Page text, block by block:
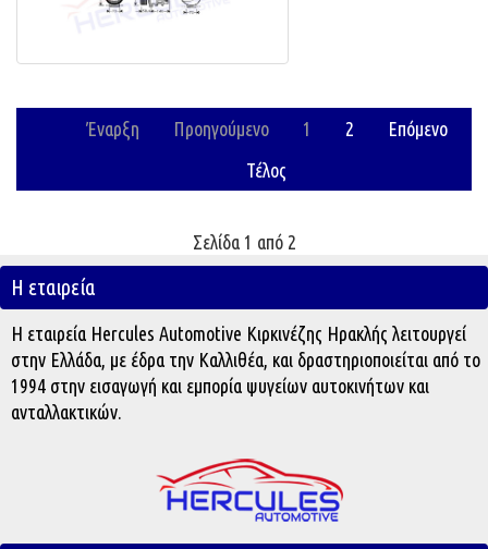
Έναρξη Προηγούμενο 1 2
Επόμενο
Τέλος
Σελίδα 1 από 2
Η εταιρεία
Η εταιρεία Hercules Automotive Κιρκινέζης Ηρακλής λειτουργεί
στην Ελλάδα, με έδρα την Καλλιθέα, και δραστηριοποιείται από το
1994 στην εισαγωγή και εμπορία ψυγείων αυτοκινήτων και
ανταλλακτικών.